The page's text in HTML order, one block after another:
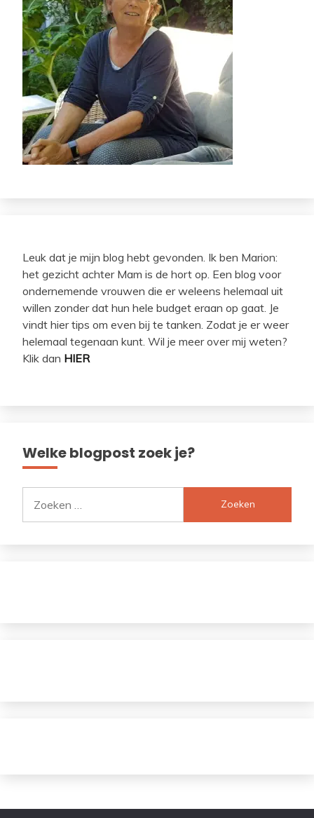
Leuk dat je mijn blog hebt gevonden. Ik ben Marion:
het gezicht achter Mam is de hort op. Een blog voor
ondernemende vrouwen die er weleens helemaal uit
willen zonder dat hun hele budget eraan op gaat. Je
vindt hier tips om even bij te tanken. Zodat je er weer
helemaal tegenaan kunt. Wil je meer over mij weten?
Klik dan HIER
Welke blogpost zoek je?
naar: